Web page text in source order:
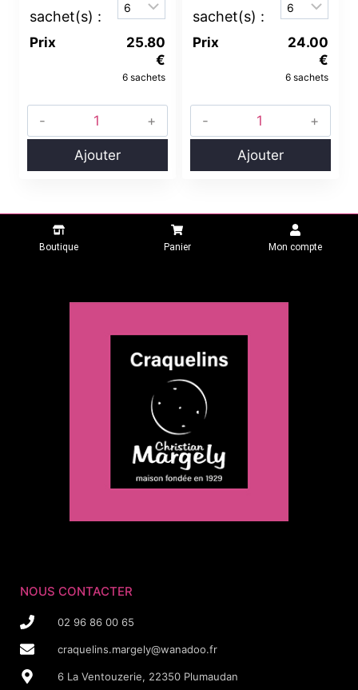
Prix
25.80
€
6 sachets
Ajouter
Prix
24.00
€
6 sachets
Ajouter
Boutique Panier Mon compte
NOUS CONTACTER
02 96 86 00 65
craquelins.margely@wanadoo.fr
6 La Ventouzerie, 22350 Plumaudan